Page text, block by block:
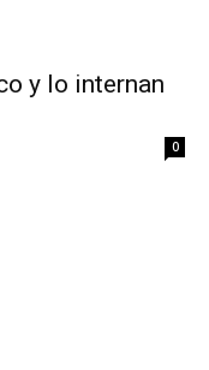
y lo internan
0